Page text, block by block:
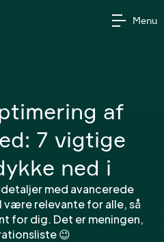
Menu
af
7 vigtige
ned i
med avancerede
være relevante for alle, så
for dig. Det er meningen,
😉